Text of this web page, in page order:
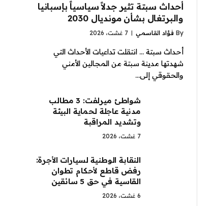
أحداث سبتة تثير جدلاً سياسياً بإسبانيا
والبرتغال بشأن مونديال 2030
By فؤاد القاسمي 7 غشت، 2026
أحداث سبتة … انتقلت تداعيات الأحداث التي
شهدتها مدينة سبتة من المجالين الأمني
والحقوقي إلى…
شواطئ ميرلفت: 3 مطالب
مدنية عاجلة لحماية البيئة
وتشديد المراقبة
7 غشت، 2026
النقابة الوطنية لسيارات الأجرة:
رفض قاطع لأحكام تطوان
القاسية في حق 5 سائقين
6 غشت، 2026